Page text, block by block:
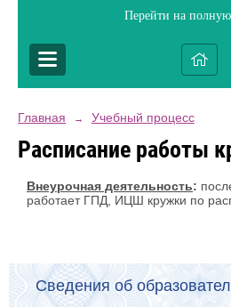
Перейти на
Главная → Учебный процесс
Расписание работы
Внеурочная деятельность:
работает ГПД, ИЦШ кружки по
Сведения об